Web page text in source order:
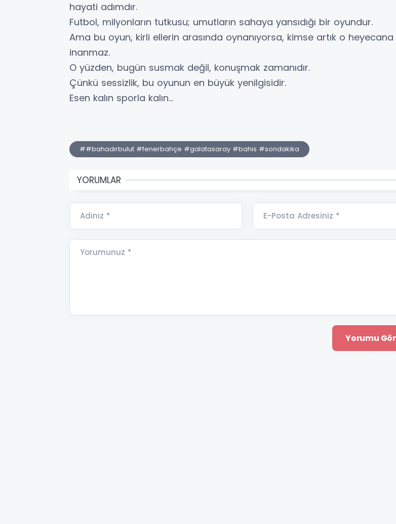
hayati adımdır.
Futbol, milyonların tutkusu; umutların sahaya yansıdığı bir oyundur.
Ama bu oyun, kirli ellerin arasında oynanıyorsa, kimse artık o heyecana
inanmaz.
O yüzden, bugün susmak değil, konuşmak zamanıdır.
Çünkü sessizlik, bu oyunun en büyük yenilgisidir.
Esen kalın sporla kalın...
##bahadırbulut #fenerbahçe #galatasaray #bahis #sondakika
YORUMLAR
Adınız * E-Posta Adresiniz *
Yorumunuz *